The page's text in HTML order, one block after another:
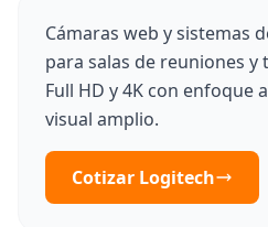
Cámaras web y sistemas
para salas de reuniones
Full HD y 4K con enfoque
visual amplio.
Cotizar Logitech